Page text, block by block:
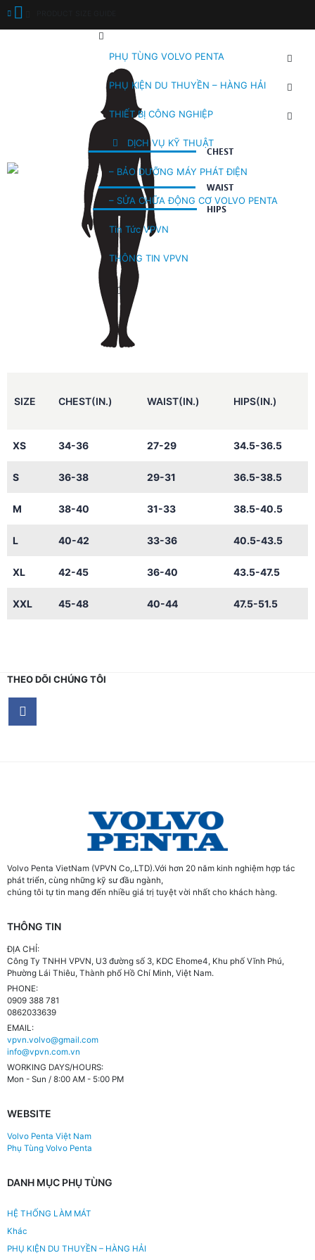
PHỤ TÙNG VOLVO PENTA
PHỤ KIỆN DU THUYỀN – HÀNG HẢI
THIẾT BỊ CÔNG NGHIỆP
DỊCH VỤ KỸ THUẬT
– BẢO DƯỠNG MÁY PHÁT ĐIỆN
– SỬA CHỮA ĐỘNG CƠ VOLVO PENTA
Tin Tức VPVN
THÔNG TIN VPVN
SIZE CHEST(IN.) WAIST(IN.) HIPS(IN.)
XS 34-36 27-29 34.5-36.5
S 36-38 29-31 36.5-38.5
M 38-40 31-33 38.5-40.5
L 40-42 33-36 40.5-43.5
XL 42-45 36-40 43.5-47.5
XXL 45-48 40-44 47.5-51.5
THEO DÕI CHÚNG TÔI
Volvo Penta VietNam (VPVN Co,.LTD).Với hơn 20 năm kinh nghiệm hợp tác
phát triển, cùng những kỹ sư đầu ngành,
chúng tôi tự tin mang đến nhiều giá trị tuyệt vời nhất cho khách hàng.
THÔNG TIN
ĐỊA CHỈ:
Công Ty TNHH VPVN, U3 đường số 3, KDC Ehome4, Khu phố Vĩnh Phú,
Phường Lái Thiêu, Thành phố Hồ Chí Minh, Việt Nam.
PHONE:
0909 388 781
0862033639
EMAIL:
vpvn.volvo@gmail.com
info@vpvn.com.vn
WORKING DAYS/HOURS:
Mon - Sun / 8:00 AM - 5:00 PM
WEBSITE
Volvo Penta Việt Nam
Phụ Tùng Volvo Penta
DANH MỤC PHỤ TÙNG
HỆ THỐNG LÀM MÁT
Khác
PHỤ KIỆN DU THUYỀN – HÀNG HẢI